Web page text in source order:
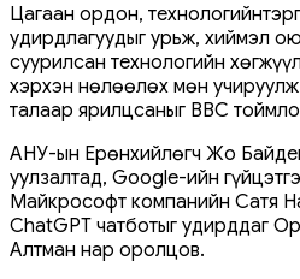
Цагаан ордон,
удирдлагуудыг урьж, хиймэл
суурилсан технологийн
хэрхэн нөлөөлөх мөн
талаар ярилцсаныг ВВС
АНУ-ын Ерөнхийлөгч Жо
уулзалтад, Google-ийн
Майкрософт компанийн Сатя
ChatGPT чатботыг удирддаг
Алтман нар оролцов.